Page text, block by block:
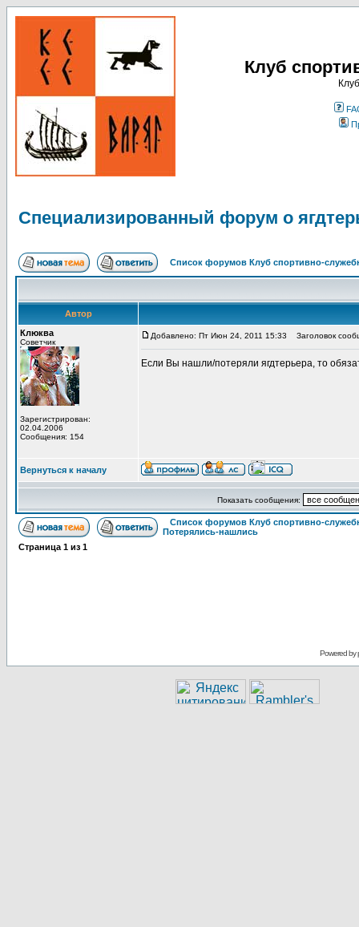
Клуб
Специализированный форум о
Список форумов Клуб спортивно-
Автор
Клюква
Советчик
Зарегистрирован:
02.04.2006
Сообщения: 154
Добавлено: Пт Июн 24, 2011 15:33 Заголовок
Если Вы нашли/потеряли ягдтерьера, то
Вернуться к началу
Показать сообщения:
Список форумов Клуб спортивно-
Потерялись-нашлись
Страница 1 из 1
Powered by